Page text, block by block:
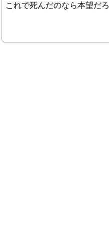
これで死んだのなら本望だろ